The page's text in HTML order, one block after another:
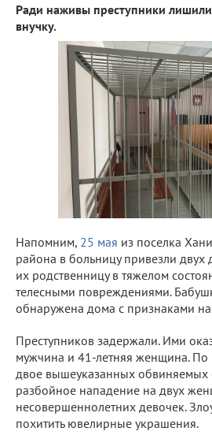
Ради наживы преступники
внучку.
Напомним, 25 мая из поселка
района в больницу привезли двух
их родственницу в тяжелом
телесными повреждениями.
обнаружена дома с признаками
Преступников задержали. Ими
мужчина и 41-летняя женщина. По
двое вышеуказанных обвиняемых
разбойное нападение на двух
несовершеннолетних девочек.
похитить ювелирные украшения.